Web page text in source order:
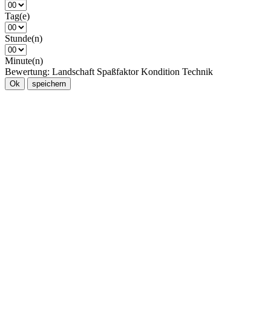
Tag(e)
Stunde(n)
Minute(n)
Bewertung: Landschaft Spaßfaktor Kondition Technik
Ok speichern